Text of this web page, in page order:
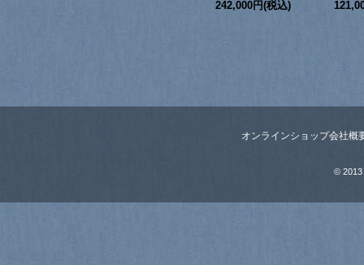
242,000円(税込)
オンラインショップ会社概
© 2013